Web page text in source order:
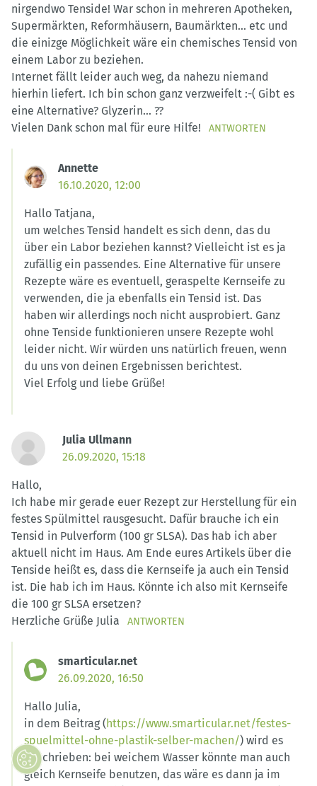
nirgendwo Tenside! War schon in mehreren Apotheken,
Supermärkten, Reformhäusern, Baumärkten… etc und
die einizge Möglichkeit wäre ein chemisches Tensid von
einem Labor zu beziehen.
Internet fällt leider auch weg, da nahezu niemand
hierhin liefert. Ich bin schon ganz verzweifelt :-( Gibt es
eine Alternative? Glyzerin… ??
Vielen Dank schon mal für eure Hilfe!
ANTWORTEN
Annette
16.10.2020, 12:00
Hallo Tatjana,
um welches Tensid handelt es sich denn, das du
über ein Labor beziehen kannst? Vielleicht ist es ja
zufällig ein passendes. Eine Alternative für unsere
Rezepte wäre es eventuell, geraspelte Kernseife zu
verwenden, die ja ebenfalls ein Tensid ist. Das
haben wir allerdings noch nicht ausprobiert. Ganz
ohne Tenside funktionieren unsere Rezepte wohl
leider nicht. Wir würden uns natürlich freuen, wenn
du uns von deinen Ergebnissen berichtest.
Viel Erfolg und liebe Grüße!
Julia Ullmann
26.09.2020, 15:18
Hallo,
Ich habe mir gerade euer Rezept zur Herstellung für ein
festes Spülmittel rausgesucht. Dafür brauche ich ein
Tensid in Pulverform (100 gr SLSA). Das hab ich aber
aktuell nicht im Haus. Am Ende eures Artikels über die
Tenside heißt es, dass die Kernseife ja auch ein Tensid
ist. Die hab ich im Haus. Könnte ich also mit Kernseife
die 100 gr SLSA ersetzen?
Herzliche Grüße Julia
ANTWORTEN
smarticular.net
26.09.2020, 16:50
Hallo Julia,
in dem Beitrag ( https://www.smarticular.net/festes-
spuelmittel-ohne-plastik-selber-machen/) wird es
beschrieben: bei weichem Wasser könnte man auch
gleich Kernseife benutzen, das wäre es dann ja im